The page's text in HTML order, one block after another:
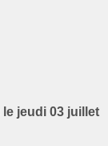
jeudi 03 juillet